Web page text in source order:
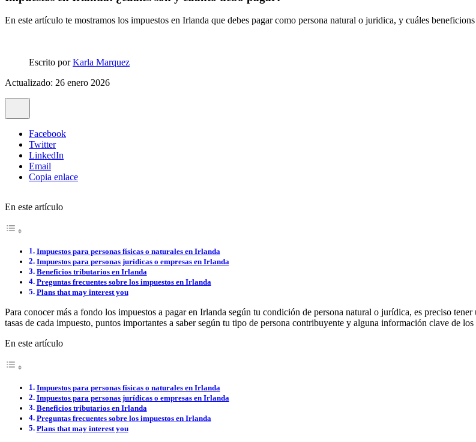
En este artículo te mostramos los impuestos en Irlanda que debes pagar como persona natural o juridica, y cuáles
Escrito porKarla Marquez
Actualizado: 26 enero 2026
Facebook
Twitter
LinkedIn
Email
Copia enlace
En este artículo
Impuestos para personas físicas o naturales en Irlanda
Impuestos para personas jurídicas o empresas en Irlanda
Beneficios tributarios en Irlanda
Preguntas frecuentes sobre los impuestos en Irlanda
Plans that may interest you
Para conocer más a fondo los impuestos a pagar en Irlanda según tu condición de persona natural o jurídica, es preciso
tasas de cada impuesto, puntos importantes a saber según tu tipo de persona contribuyente y alguna información clave de
En este artículo
Impuestos para personas físicas o naturales en Irlanda
Impuestos para personas jurídicas o empresas en Irlanda
Beneficios tributarios en Irlanda
Preguntas frecuentes sobre los impuestos en Irlanda
Plans that may interest you